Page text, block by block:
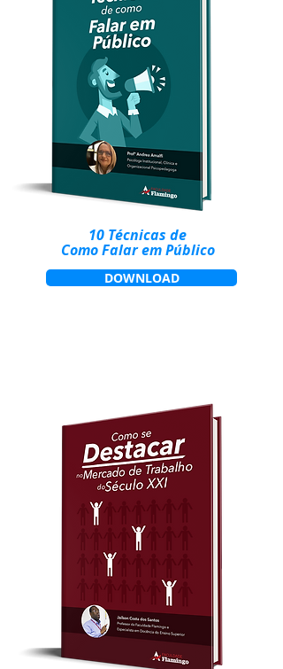
10 Técnicas de
Como Falar em Público
DOWNLOAD